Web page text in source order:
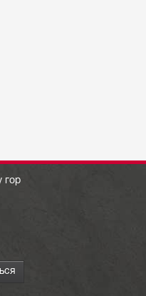
гор